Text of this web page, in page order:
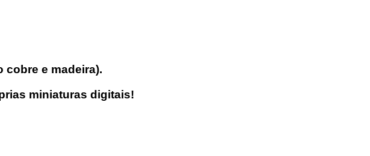
cobre e madeira).
miniaturas digitais!